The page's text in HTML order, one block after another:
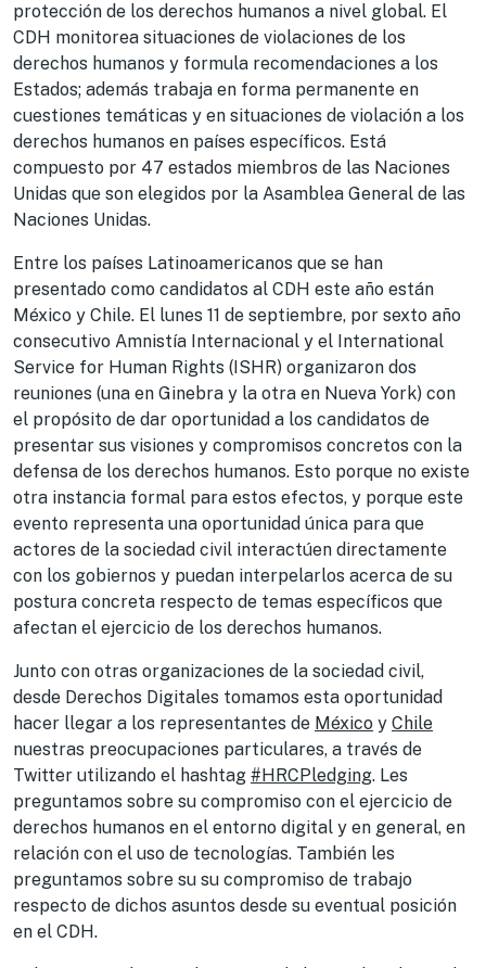
protección de los derechos humanos a nivel global. El
CDH monitorea situaciones de violaciones de los
derechos humanos y formula recomendaciones a los
Estados; además trabaja en forma permanente en
cuestiones temáticas y en situaciones de violación a los
derechos humanos en países específicos. Está
compuesto por 47 estados miembros de las Naciones
Unidas que son elegidos por la Asamblea General de las
Naciones Unidas.
Entre los países Latinoamericanos que se han
presentado como candidatos al CDH este año están
México y Chile. El lunes 11 de septiembre, por sexto año
consecutivo Amnistía Internacional y el International
Service for Human Rights (ISHR) organizaron dos
reuniones (una en Ginebra y la otra en Nueva York) con
el propósito de dar oportunidad a los candidatos de
presentar sus visiones y compromisos concretos con la
defensa de los derechos humanos. Esto porque no existe
otra instancia formal para estos efectos, y porque este
evento representa una oportunidad única para que
actores de la sociedad civil interactúen directamente
con los gobiernos y puedan interpelarlos acerca de su
postura concreta respecto de temas específicos que
afectan el ejercicio de los derechos humanos.
Junto con otras organizaciones de la sociedad civil,
desde Derechos Digitales tomamos esta oportunidad
hacer llegar a los representantes de México y Chile
nuestras preocupaciones particulares, a través de
Twitter utilizando el hashtag #HRCPledging. Les
preguntamos sobre su compromiso con el ejercicio de
derechos humanos en el entorno digital y en general, en
relación con el uso de tecnologías. También les
preguntamos sobre su su compromiso de trabajo
respecto de dichos asuntos desde su eventual posición
en el CDH.